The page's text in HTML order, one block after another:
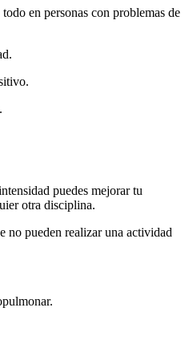
en personas con problemas de
puedes mejorar tu
otra disciplina.
no pueden realizar una actividad